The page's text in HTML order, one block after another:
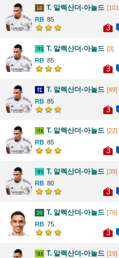
T. 알렉산더-아놀드
85
3
T. 알렉산더-아놀드 [3]
85
3
T. 알렉산더-아놀드 [49]
85
3
T. 알렉산더-아놀드 [22]
85
3
T. 알렉산더-아놀드 [39]
80
3
T. 알렉산더-아놀드 [76]
75
3
T. 알렉산더-아놀드 [19]